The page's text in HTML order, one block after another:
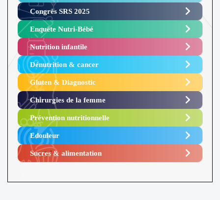
Congrès SRS 2025 ​
Enquête Nutri-Bébé ​
Nutrition infantile
Dénutrition & cancer
Gluten & Diagnostic
Chirurgies de la femme
Prévention nutritionnelle
Edouleur​
Sucres & alimentation​